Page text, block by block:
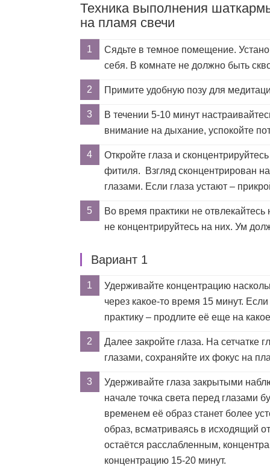
Техника выполнения
на пламя свечи
Сядьте в темное помещение.
себя. В комнате не должно быть
Примите удобную позу для
В течении 5-10 минут
внимание на дыхание, успокойте
Откройте глаза и
фитиля. Взгляд сконцентрирован
глазами. Если глаза устают –
Во время практики не
не концентрируйтесь на них. Ум
Вариант 1
Удерживайте концентрацию
через какое-то время 15 минут.
практику – продлите её еще на
Далее закройте глаза. На сетчатке
глазами, сохраняйте их фокус на
Удерживайте глаза закрытыми
начале точка света перед глазами
временем её образ станет более
образ, всматриваясь в исходящий
остаётся расслабленным,
концентрацию 15-20 минут.